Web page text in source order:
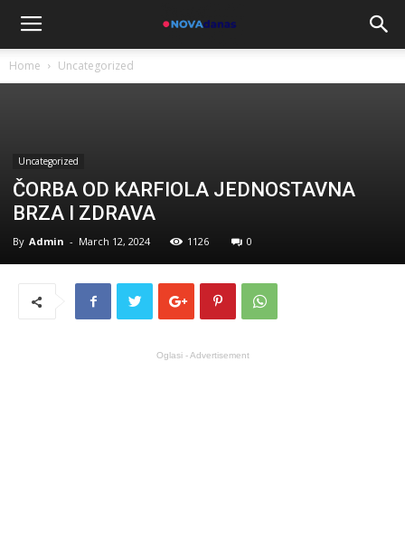
Home Uncategorized
Uncategorized
ČORBA OD KARFIOLA JEDNOSTAVNA
BRZA I ZDRAVA
By Admin - March 12, 2024 1126 0
Oglasi - Advertisement